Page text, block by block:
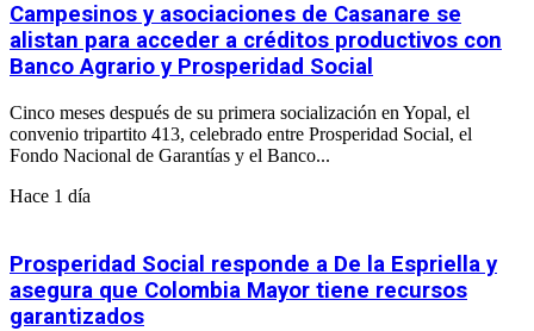
Campesinos y asociaciones de Casanare se
alistan para acceder a créditos productivos con
Banco Agrario y Prosperidad Social
Cinco meses después de su primera socialización en Yopal, el
convenio tripartito 413, celebrado entre Prosperidad Social, el
Fondo Nacional de Garantías y el Banco...
Hace 1 día
Prosperidad Social responde a De la Espriella y
asegura que Colombia Mayor tiene recursos
garantizados